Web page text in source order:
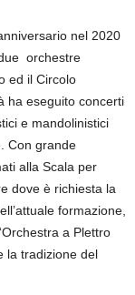
nel 2020
orchestre
ed il Circolo
ha eseguito concerti
e mandolinistici
Con grande
alla Scala per
dove è richiesta la
formazione,
a Plettro
la tradizione del